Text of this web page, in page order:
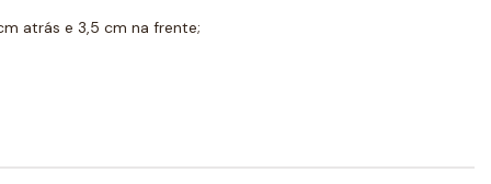
atrás e 3,5 cm na frente;